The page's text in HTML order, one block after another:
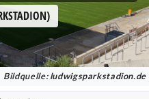
Bildquelle: ludwigsparkstadion.de